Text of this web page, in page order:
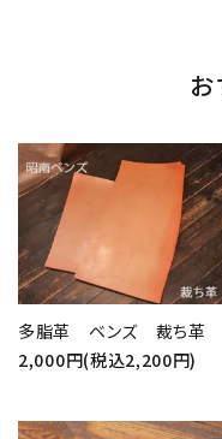
多脂革 ベンズ 裁ち革
2,000円(税込2,200円)